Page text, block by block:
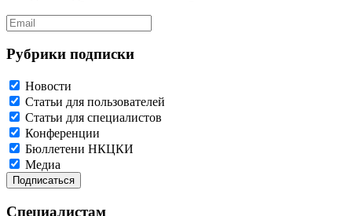
Рубрики подписки
Новости
Статьи для пользователей
Статьи для специалистов
Конференции
Бюллетени НКЦКИ
Медиа
Специалистам